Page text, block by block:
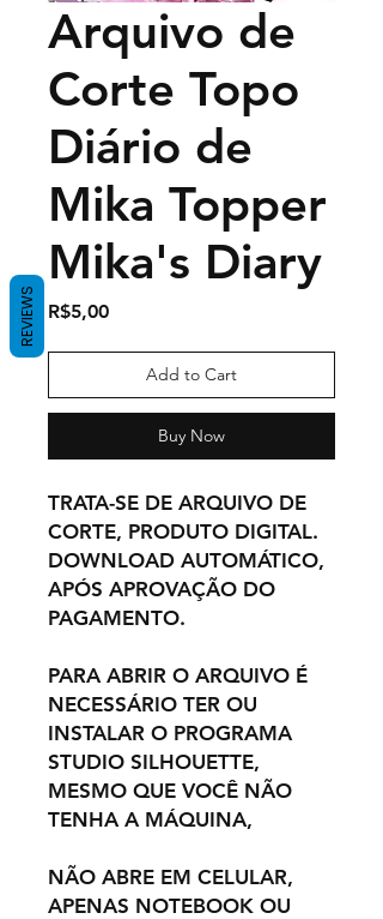
Arquivo de
Corte Topo
Diário de
Mika Topper
Mika's Diary
R$5,00Price
Add to Cart
Buy Now
TRATA-SE DE ARQUIVO DE
CORTE, PRODUTO DIGITAL.
DOWNLOAD AUTOMÁTICO,
APÓS APROVAÇÃO DO
PAGAMENTO.
PARA ABRIR O ARQUIVO É
NECESSÁRIO TER OU
INSTALAR O PROGRAMA
STUDIO SILHOUETTE,
MESMO QUE VOCÊ NÃO
TENHA A MÁQUINA,
NÃO ABRE EM CELULAR,
APENAS NOTEBOOK OU
REVIEWS